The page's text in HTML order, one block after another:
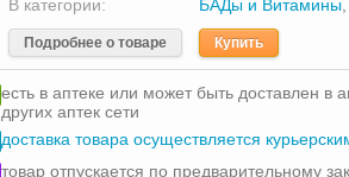
В категории:
БАДы и Витамины
Подробнее о товаре Купить
есть в аптеке или может быть доставлен в
других аптек сети
доставка товара осуществляется
товар отпускается по предварительному